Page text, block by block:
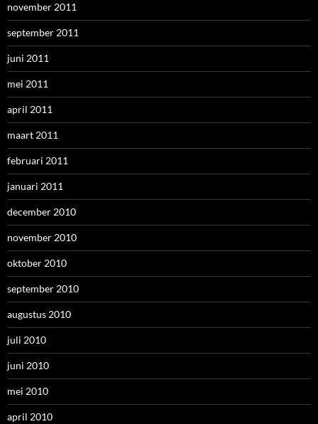
november 2011
september 2011
juni 2011
mei 2011
april 2011
maart 2011
februari 2011
januari 2011
december 2010
november 2010
oktober 2010
september 2010
augustus 2010
juli 2010
juni 2010
mei 2010
april 2010